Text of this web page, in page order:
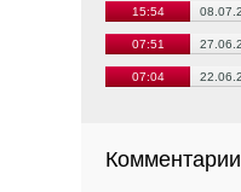
15:54
07:51
07:04